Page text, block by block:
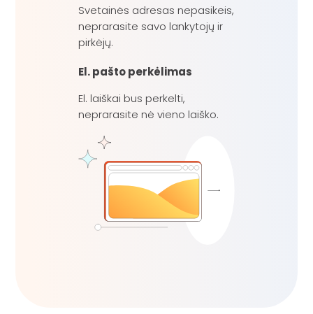
Svetainės adresas nepasikeis,
neprarasite savo lankytojų ir
pirkėjų.
El. pašto perkėlimas
El. laiškai bus perkelti,
neprarasite nė vieno laiško.